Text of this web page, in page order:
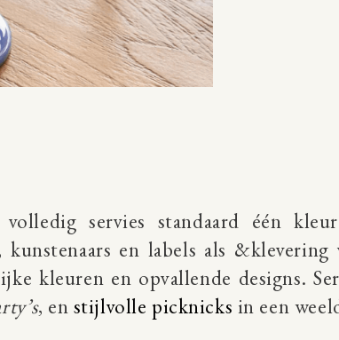
servies standaard één
en labels als &klevering
kleuren en opvallende designs.
, en stijlvolle picknicks in een